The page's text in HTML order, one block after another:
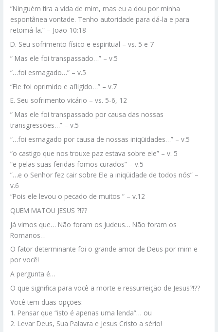
”Ninguém tira a vida de mim, mas eu a dou por minha
espontânea vontade. Tenho autoridade para dá-la e para
retomá-la.” – João 10:18
D. Seu sofrimento físico e espiritual – vs. 5 e 7
” Mas ele foi transpassado…” – v.5
“…foi esmagado…” – v.5
“Ele foi oprimido e afligido…” – v.7
E. Seu sofrimento vicário – vs. 5-6, 12
” Mas ele foi transpassado por causa das nossas
transgressões…” – v.5
“…foi esmagado por causa de nossas iniqüidades…” – v.5
“o castigo que nos trouxe paz estava sobre ele” – v. 5
”e pelas suas feridas fomos curados” – v.5
”…e o Senhor fez cair sobre Ele a iniqüidade de todos nós” –
v.6
“Pois ele levou o pecado de muitos ” – v.12
QUEM MATOU JESUS ?!??
Já vimos que… Não foram os Judeus… Não foram os
Romanos…
O fator determinante foi o grande amor de Deus por mim e
por você!
A pergunta é…
O que significa para você a morte e ressurreição de Jesus?!??
Você tem duas opções:
1. Pensar que “isto é apenas uma lenda”… ou
2. Levar Deus, Sua Palavra e Jesus Cristo a sério!